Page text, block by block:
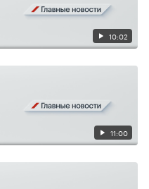
10:02
11:00